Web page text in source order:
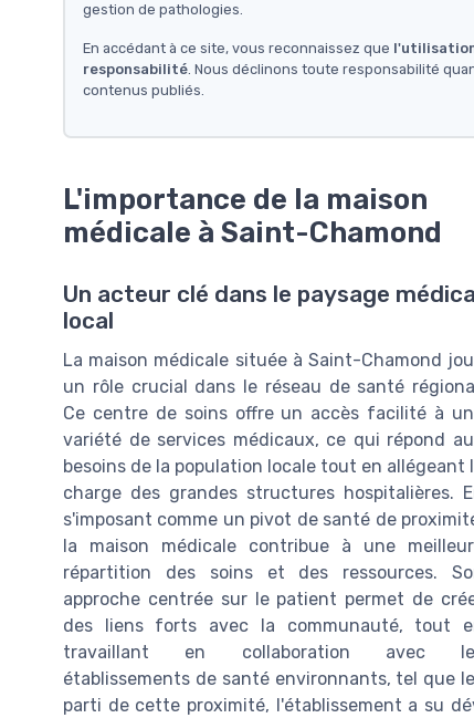
gestion de pathologies.
En accédant à ce site, vous reconnaissez que
responsabilité. Nous déclinons toute responsabilité
contenus publiés.
L'importance de la maison
médicale à Saint-Chamond
Un acteur clé dans le paysage
local
La maison médicale située à Saint-Chamond
un rôle crucial dans le réseau de santé
Ce centre de soins offre un accès facilité à
variété de services médicaux, ce qui répond
besoins de la population locale tout en allégeant
charge des grandes structures hospitalières.
s'imposant comme un pivot de santé de
la maison médicale contribue à une
répartition des soins et des ressources.
approche centrée sur le patient permet de
des liens forts avec la communauté, tout
travaillant en collaboration avec
établissements de santé environnants, tel que
parti de cette proximité, l'établissement a su